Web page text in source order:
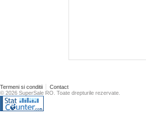
Termeni si conditii
Contact
© 2026 SuperSale RO. Toate drepturile rezervate.